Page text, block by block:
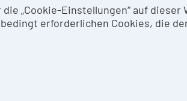
Bioinformatics Core Facility ist auf
„Cookie-Einstellungen“ auf dieser
erforderlichen Cookies, die